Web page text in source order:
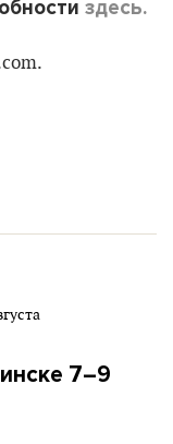
здесь.
7–9